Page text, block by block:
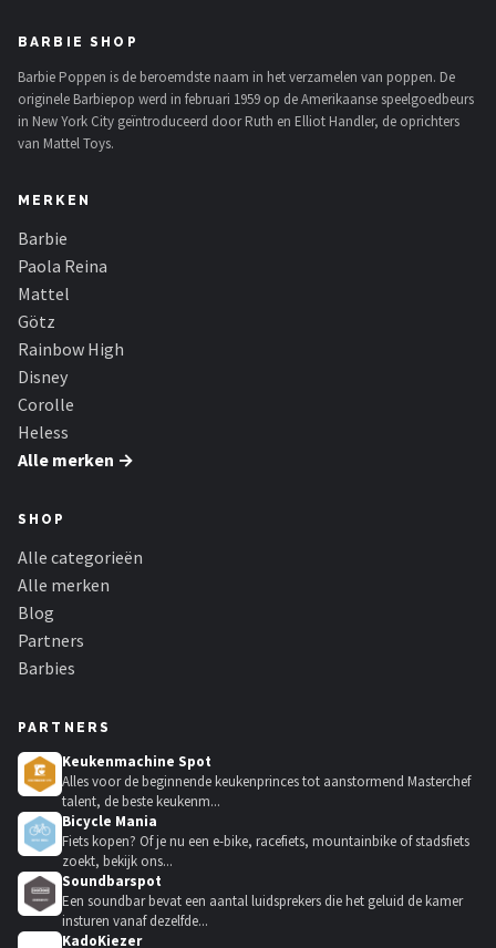
BARBIE SHOP
Barbie Poppen is de beroemdste naam in het verzamelen van poppen. De
originele Barbiepop werd in februari 1959 op de Amerikaanse speelgoedbeurs
in New York City geïntroduceerd door Ruth en Elliot Handler, de oprichters
van Mattel Toys.
MERKEN
Barbie
Paola Reina
Mattel
Götz
Rainbow High
Disney
Corolle
Heless
Alle merken →
SHOP
Alle categorieën
Alle merken
Blog
Partners
Barbies
PARTNERS
Keukenmachine Spot
Alles voor de beginnende keukenprinces tot aanstormend Masterchef
talent, de beste keukenm...
Bicycle Mania
Fiets kopen? Of je nu een e-bike, racefiets, mountainbike of stadsfiets
zoekt, bekijk ons...
Soundbarspot
Een soundbar bevat een aantal luidsprekers die het geluid de kamer
insturen vanaf dezelfde...
KadoKiezer